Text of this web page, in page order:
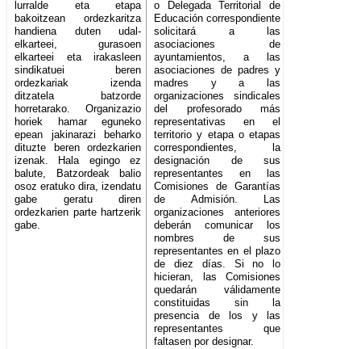
lurralde eta etapa
bakoitzean ordezkaritza
handiena duten udal-
elkarteei, gurasoen
elkarteei eta irakasleen
sindikatuei beren
ordezkariak izenda
ditzatela batzorde
horretarako. Organizazio
horiek hamar eguneko
epean jakinarazi beharko
dituzte beren ordezkarien
izenak. Hala egingo ez
balute, Batzordeak balio
osoz eratuko dira, izendatu
gabe geratu diren
ordezkarien parte hartzerik
gabe.
o Delegada Territorial de
Educación correspondiente
solicitará a las
asociaciones de
ayuntamientos, a las
asociaciones de padres y
madres y a las
organizaciones sindicales
del profesorado más
representativas en el
territorio y etapa o etapas
correspondientes, la
designación de sus
representantes en las
Comisiones de Garantías
de Admisión. Las
organizaciones anteriores
deberán comunicar los
nombres de sus
representantes en el plazo
de diez días. Si no lo
hicieran, las Comisiones
quedarán válidamente
constituidas sin la
presencia de los y las
representantes que
faltasen por designar.